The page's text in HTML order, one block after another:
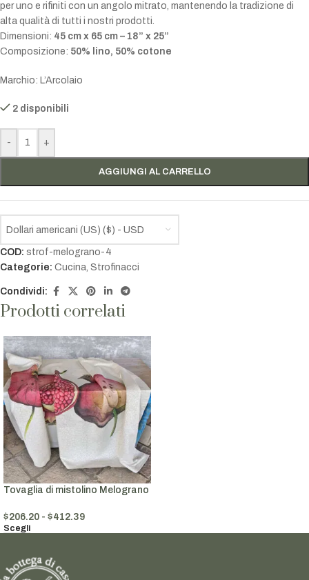
per uno e rifiniti con un angolo mitrato, mantenendo la tradizione di
alta qualità di tutti i nostri prodotti.
Dimensioni: 45 cm x 65 cm – 18” x 25”
Composizione: 50% lino, 50% cotone
Marchio: L’Arcolaio
2 disponibili
- +
AGGIUNGI AL CARRELLO
Dollari americani (US) ($) - USD
COD: strof-melograno-4
Categorie: Cucina, Strofinacci
Condividi:
Prodotti correlati
Tovaglia di mistolino Melograno
$206.20 - $412.39
Scegli